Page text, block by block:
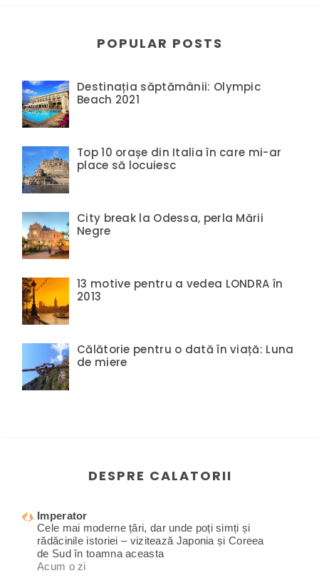
POPULAR POSTS
Destinația săptămânii: Olympic
Beach 2021
Top 10 orașe din Italia în care mi-ar
place să locuiesc
City break la Odessa, perla Mării
Negre
13 motive pentru a vedea LONDRA în
2013
Călătorie pentru o dată în viață: Luna
de miere
DESPRE CALATORII
Imperator
Cele mai moderne țări, dar unde poți simți și
rădăcinile istoriei – vizitează Japonia și Coreea
de Sud în toamna aceasta
Acum o zi